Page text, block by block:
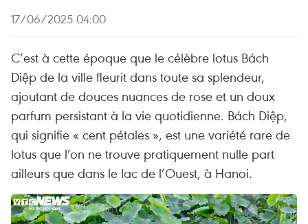
17/06/2025 04:00
C’est à cette époque que le célèbre lotus Bách
Diệp de la ville fleurit dans toute sa splendeur,
ajoutant de douces nuances de rose et un doux
parfum persistant à la vie quotidienne. Bách Diệp,
qui signifie « cent pétales », est une variété rare de
lotus que l’on ne trouve pratiquement nulle part
ailleurs que dans le lac de l’Ouest, à Hanoi.